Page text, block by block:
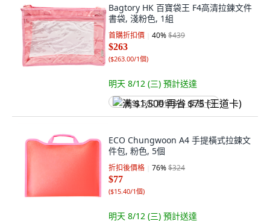
Bagtory HK 百寶袋王 F4高清拉鍊文件
書袋, 淺粉色, 1組
首購折扣價 40%$439
$263
($263.00/1個)
明天 8/12 (三) 預計送達
满 $1,500 再省 $75 (王道卡)
ECO Chungwoon A4 手提橫式拉鍊文
件包, 粉色, 5個
折扣後價格 76%$324
$77
($15.40/1個)
明天 8/12 (三) 預計送達